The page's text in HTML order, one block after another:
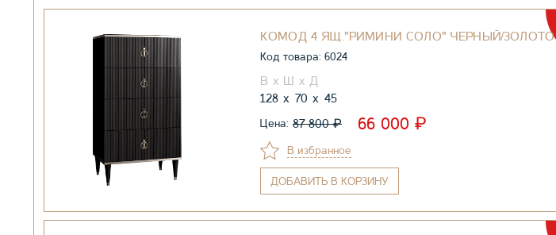
КОМОД 4 ЯЩ."РИМИНИ СОЛО" ЧЕРНЫЙ/ЗОЛОТО
Код товара: 6024
128 70 45
Цена: 87 800₽ 66 000 ₽
В избранное
ДОБАВИТЬ В КОРЗИНУ